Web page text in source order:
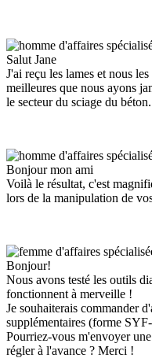
Salut Jane
J'ai reçu les lames et nous
meilleures que nous ayons
le secteur du sciage du béton.
Bonjour mon ami
Voilà le résultat, c'est
lors de la manipulation de
Bonjour!
Nous avons testé les outils
fonctionnent à merveille !
Je souhaiterais commander
supplémentaires (forme
Pourriez-vous m'envoyer
régler à l'avance ? Merci !